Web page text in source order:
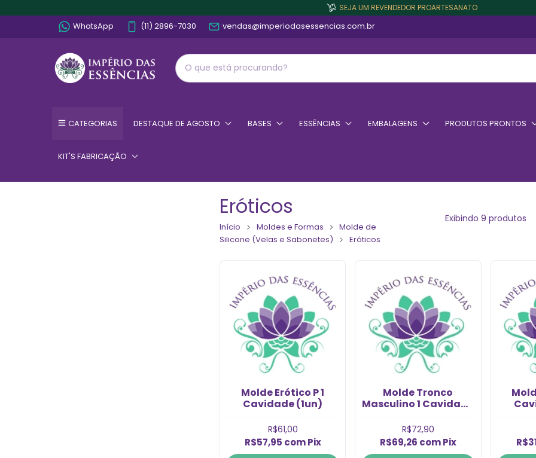
SEJA UM REVENDEDOR PROARTESANATO
WhatsApp (11) 2896-7030 vendas@imperiodasessencias.com.br
CATEGORIAS DESTAQUE DE AGOSTO BASES ESSÊNCIAS EMBALAGENS PRODUTOS PRONTOS
KIT'S FABRICAÇÃO
Eróticos
Início Moldes e Formas
Molde de
Silicone (Velas e Sabonetes)
Eróticos
Exibindo 9 produtos
Molde Erótico P 1
Cavidade (1un)
R$61,00
R$57,95 com Pix
Molde Tronco
Masculino 1 Cavidade
R$72,90
R$69,26 comPix